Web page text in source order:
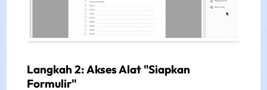
Langkah 2: Akses Alat "Siapkan
Formulir"